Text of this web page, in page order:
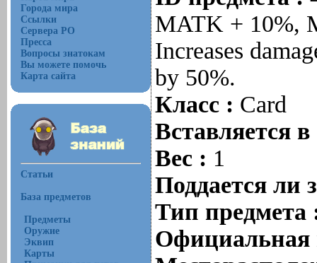
Города мира
Ссылки
Сервера РО
Пресса
Вопросы знатокам
Вы можете помочь
Карта сайта
Статьи
База предметов
Предметы
Оружие
Эквип
Карты
MATK + 10%,
Increases
by 50%.
Класс : Card
Вставляется
Вес : 1
Поддается ли
Тип